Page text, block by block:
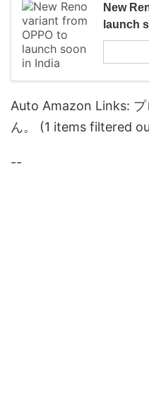
New
launch
Auto Amazon Links: プ
ん。 (1 items filtered
--